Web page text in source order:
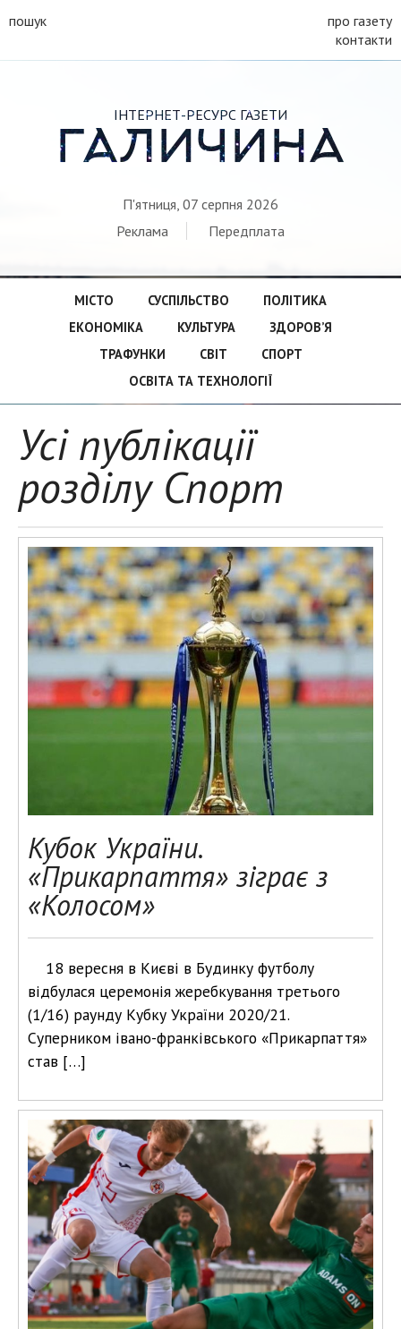
пошук
про газету
контакти
ІНТЕРНЕТ-РЕСУРС ГАЗЕТИ
ГАЛИЧИНА
П'ятниця, 07 серпня 2026
Реклама
Передплата
МІСТО СУСПІЛЬСТВО
ПОЛІТИКА
ЕКОНОМІКА
КУЛЬТУРА
ЗДОРОВ’Я
ТРАФУНКИ
СВІТ
СПОРТ
ОСВІТА ТА ТЕХНОЛОГІЇ
Усі публікації
розділу Спорт
Кубок України.
«Прикарпаття» зіграє з
«Колосом»
18 вересня в Києві в Будинку футболу
відбулася церемонія жеребкування третього
(1/16) раунду Кубку України 2020/21.
Суперником івано-франківського «Прикарпаття»
став […]